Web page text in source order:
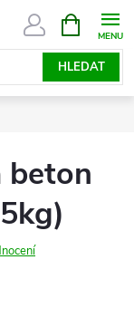
HLEDAT
NÁKUPNÍ
KOŠÍK
beton